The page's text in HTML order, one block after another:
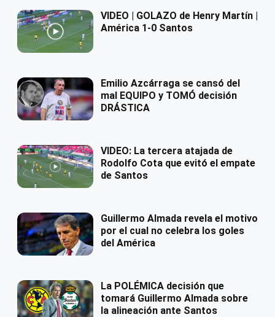
VIDEO | GOLAZO de Henry Martín |
América 1-0 Santos
Emilio Azcárraga se cansó del
mal EQUIPO y TOMÓ decisión
DRÁSTICA
VIDEO: La tercera atajada de
Rodolfo Cota que evitó el empate
de Santos
Guillermo Almada revela el motivo
por el cual no celebra los goles
del América
La POLÉMICA decisión que
tomará Guillermo Almada sobre
la alineación ante Santos